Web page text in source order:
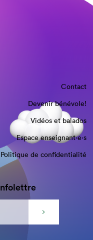
Contact
Devenir bénévole!
Vidéos et balados
Espace enseignant·e⋅s
Politique de confidentialité